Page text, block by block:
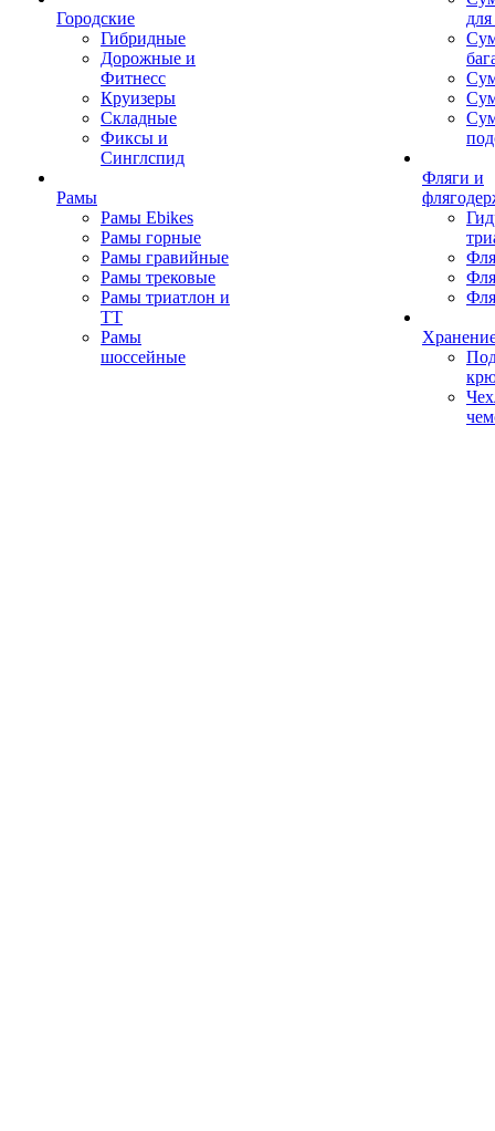
Городские
Гибридные
Дорожные и
Фитнесс
Круизеры
Складные
Фиксы и
Синглспид
Рамы
Рамы Ebikes
Рамы горные
Рамы гравийные
Рамы трековые
Рамы триатлон и
ТТ
Рамы
шоссейные
Фляги и